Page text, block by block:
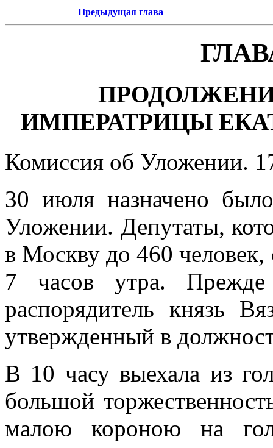
Предыдущая глава
ИМПЕРАТРИЦЫ
Комиссия об Уложении.
30 июля назначено
Уложении. Депутаты,
в Москву до 460
7 часов утра.
распорядитель князь
утвержденный в
В 10 часу выехала из
большой
малою короною на